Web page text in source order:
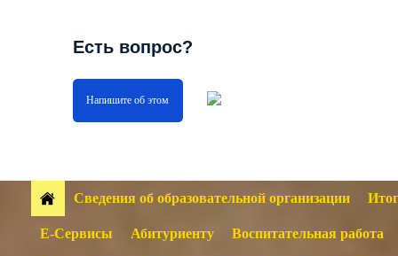
Есть вопрос?
Напишите об этом
Сведения об образовательной организации
Е-Сервисы Абитуриенту Воспитательная работа